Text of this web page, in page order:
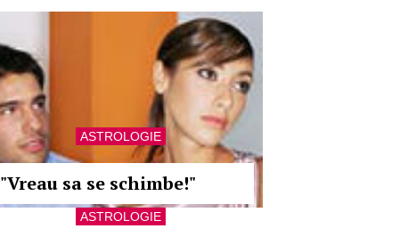
ASTROLOGIE
"Vreau sa se schimbe!"
ASTROLOGIE